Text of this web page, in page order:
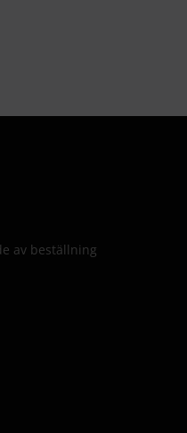
av beställning